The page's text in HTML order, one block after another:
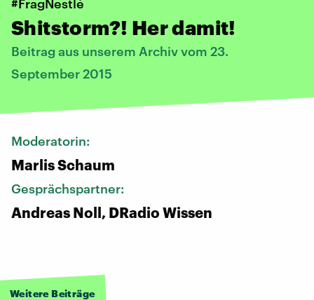
#FragNestlé
Shitstorm?! Her damit!
Beitrag aus unserem Archiv vom 23.
September 2015
Moderatorin:
Marlis Schaum
Gesprächspartner:
Andreas Noll, DRadio Wissen
Weitere Beiträge